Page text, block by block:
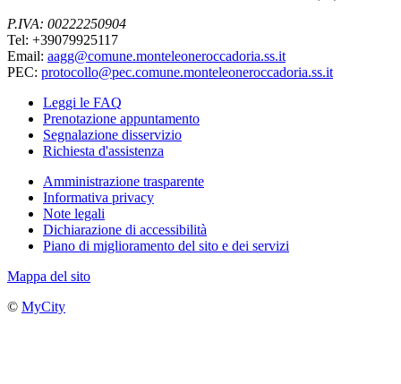
P.IVA: 00222250904
Tel: +39079925117
Email: aagg@comune.monteleoneroccadoria.ss.it
PEC: protocollo@pec.comune.monteleoneroccadoria.ss.it
Leggi le FAQ
Prenotazione appuntamento
Segnalazione disservizio
Richiesta d'assistenza
Amministrazione trasparente
Informativa privacy
Note legali
Dichiarazione di accessibilità
Piano di miglioramento del sito e dei servizi
Mappa del sito
© MyCity